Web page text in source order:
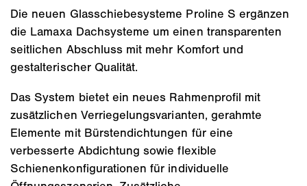
Die neuen Glasschiebesysteme Proline S ergänzen
die Lamaxa Dachsysteme um einen transparenten
seitlichen Abschluss mit mehr Komfort und
gestalterischer Qualität.
Das System bietet ein neues Rahmenprofil mit
zusätzlichen Verriegelungsvarianten, gerahmte
Elemente mit Bürstendichtungen für eine
verbesserte Abdichtung sowie flexible
Schienenkonfigurationen für individuelle